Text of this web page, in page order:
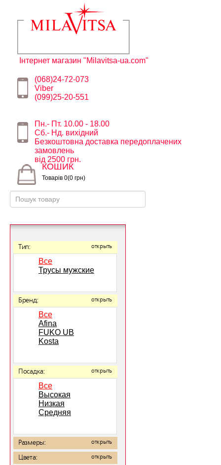
Інтернет магазин "Milavitsa-ua.com"
(068)24-72-073
Viber
(099)25-20-551
Пн.- Пт. 10.00 - 18.00
Сб.- Нд. вихідний
Безкоштовна доставка передоплачених
замовлень
від 2500 грн.
КОШИК
Товарів 0(0 грн)
Тип: открыть
Все
Трусы мужские
Бренд: открыть
Все
Afina
FUKO UB
Kosta
Посадка: открыть
Все
Высокая
Низкая
Средняя
Размеры: открыть
Цвета: открыть